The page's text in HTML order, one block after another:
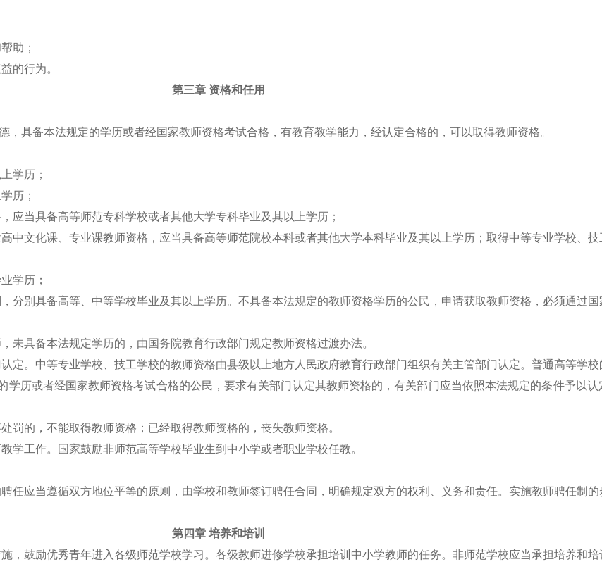
助；
的行为。
第三章 资格和任用
具备本法规定的学历或者经国家教师资格考试合格，有教育教学能力，经认定合格的，可以取得教师资格。
学历；
历；
应当具备高等师范专科学校或者其他大学专科毕业及其以上学历；
中文化课、专业课教师资格，应当具备高等师范院校本科或者其他大学本科毕业及其以上学历；取得中等专业学校、
学历；
分别具备高等、中等学校毕业及其以上学历。不具备本法规定的教师资格学历的公民，申请获取教师资格，必须通过
未具备本法规定学历的，由国务院教育行政部门规定教师资格过渡办法。
定。中等专业学校、技工学校的教师资格由县级以上地方人民政府教育行政部门组织有关主管部门认定。普通高等学
历或者经国家教师资格考试合格的公民，要求有关部门认定其教师资格的，有关部门应当依照本法规定的条件予以
罚的，不能取得教师资格；已经取得教师资格的，丧失教师资格。
学工作。国家鼓励非师范高等学校毕业生到中小学或者职业学校任教。
任应当遵循双方地位平等的原则，由学校和教师签订聘任合同，明确规定双方的权利、义务和责任。实施教师聘任制
第四章 培养和培训
，鼓励优秀青年进入各级师范学校学习。各级教师进修学校承担培训中小学教师的任务。非师范学校应当承担培养和